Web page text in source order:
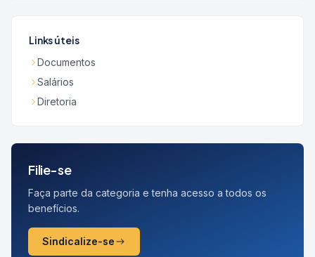
Links úteis
Documentos
Salários
Diretoria
Filie-se
Faça parte da categoria e tenha acesso a todos os
benefícios.
Sindicalize-se